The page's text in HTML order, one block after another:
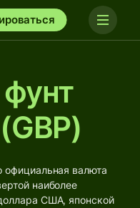
официальная валюта
наиболее
США, японской